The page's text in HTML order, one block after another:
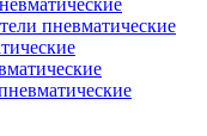
пневматические